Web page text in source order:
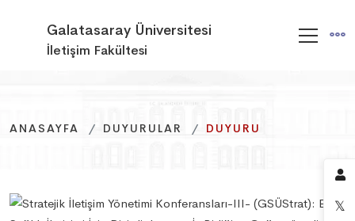
Galatasaray Üniversitesi
İletişim Fakültesi
ANASAYFA DUYURULAR DUYURU
ANASAYFA DUYURULAR DUYURU
ANASAYFA DUYURULAR DUYURU